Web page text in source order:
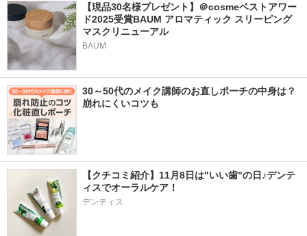
【現品30名様プレゼント】＠cosmeベストアワー
ド2025受賞BAUM アロマティック スリーピング
マスクリニューアル
BAUM
30～50代のメイク講師のお直しポーチの中身は？
崩れにくいコツも
【クチコミ紹介】11月8日は"いい歯"の日♪デンテ
ィスでオーラルケア！
デンティス